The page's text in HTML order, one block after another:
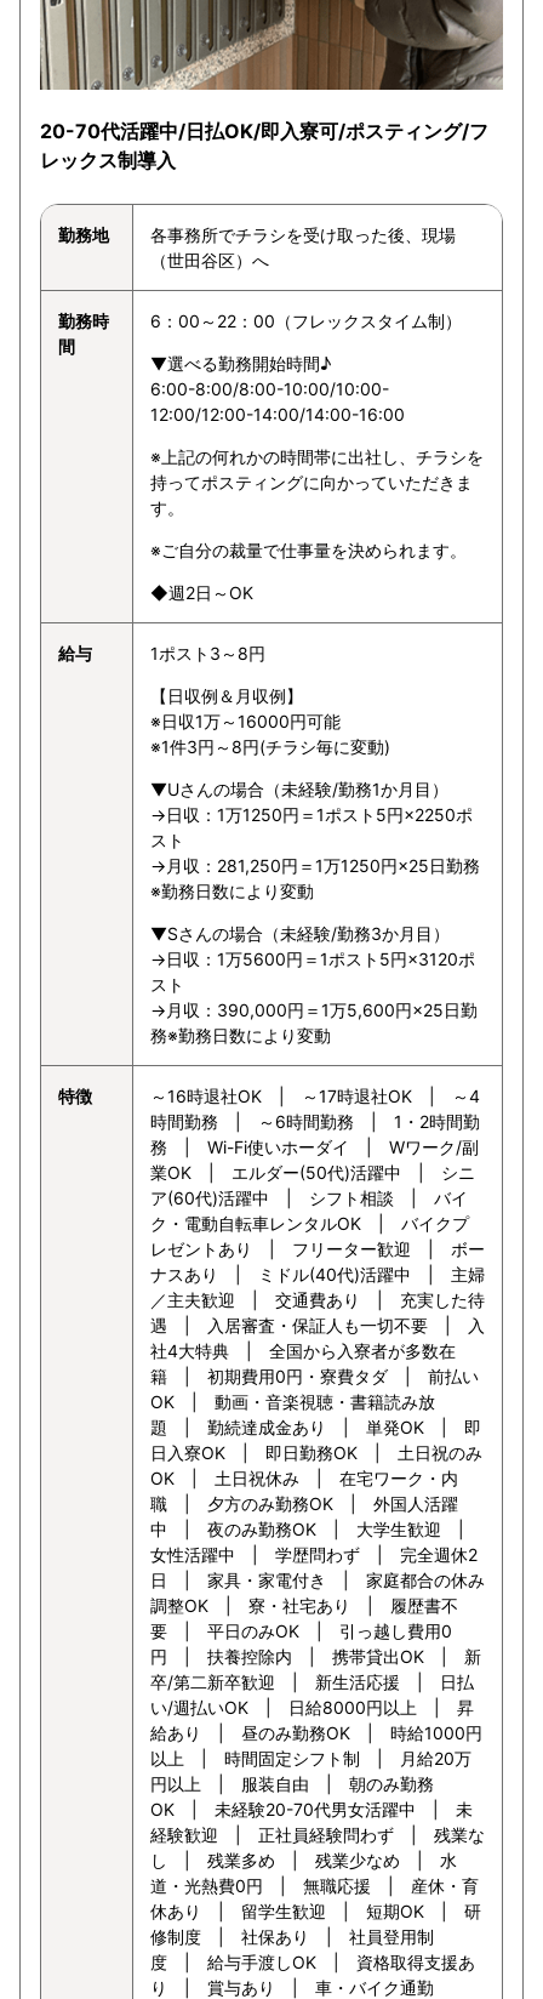
20-70代活躍中/日払OK/即入寮可/ポスティング/フ
レックス制導入
勤務地
各事務所でチラシを受け取った後、現場
（世田谷区）へ
勤務時
間
6：00～22：00（フレックスタイム制）
▼選べる勤務開始時間♪
6:00-8:00/8:00-10:00/10:00-
12:00/12:00-14:00/14:00-16:00
※上記の何れかの時間帯に出社し、チラシを
持ってポスティングに向かっていただきま
す。
※ご自分の裁量で仕事量を決められます。
◆週2日～OK
給与 1ポスト3～8円
【日収例＆月収例】
※日収1万～16000円可能
※1件3円～8円(チラシ毎に変動)
▼Uさんの場合（未経験/勤務1か月目）
→日収：1万1250円＝1ポスト5円×2250ポ
スト
→月収：281,250円＝1万1250円×25日勤務
※勤務日数により変動
▼Sさんの場合（未経験/勤務3か月目）
→日収：1万5600円＝1ポスト5円×3120ポ
スト
→月収：390,000円＝1万5,600円×25日勤
務※勤務日数により変動
特徴
～16時退社OK | ～17時退社OK | ～4
時間勤務 | ～6時間勤務 | 1・2時間勤
務 | Wi-Fi使いホーダイ | Wワーク/副
業OK | エルダー(50代)活躍中 | シニ
ア(60代)活躍中 | シフト相談 | バイ
ク・電動自転車レンタルOK | バイクプ
レゼントあり | フリーター歓迎 | ボー
ナスあり | ミドル(40代)活躍中 | 主婦
／主夫歓迎 | 交通費あり | 充実した待
遇 | 入居審査・保証人も一切不要 | 入
社4大特典 | 全国から入寮者が多数在
籍 | 初期費用0円・寮費タダ | 前払い
OK | 動画・音楽視聴・書籍読み放
題 | 勤続達成金あり | 単発OK | 即
日入寮OK | 即日勤務OK | 土日祝のみ
OK | 土日祝休み | 在宅ワーク・内
職 | 夕方のみ勤務OK | 外国人活躍
中 | 夜のみ勤務OK | 大学生歓迎 |
女性活躍中 | 学歴問わず | 完全週休2
日 | 家具・家電付き | 家庭都合の休み
調整OK | 寮・社宅あり | 履歴書不
要 | 平日のみOK | 引っ越し費用0
円 | 扶養控除内 | 携帯貸出OK | 新
卒/第二新卒歓迎 | 新生活応援 | 日払
い/週払いOK | 日給8000円以上 | 昇
給あり | 昼のみ勤務OK | 時給1000円
以上 | 時間固定シフト制 | 月給20万
円以上 | 服装自由 | 朝のみ勤務
OK | 未経験20-70代男女活躍中 | 未
経験歓迎 | 正社員経験問わず | 残業な
し | 残業多め | 残業少なめ | 水
道・光熱費0円 | 無職応援 | 産休・育
休あり | 留学生歓迎 | 短期OK | 研
修制度 | 社保あり | 社員登用制
度 | 給与手渡しOK | 資格取得支援あ
り | 賞与あり | 車・バイク通勤